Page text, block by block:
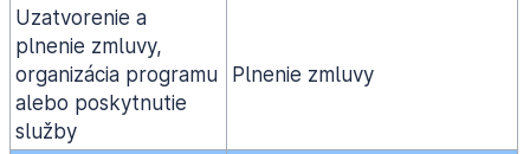
Uzatvorenie a
plnenie zmluvy,
organizácia programu
alebo poskytnutie
služby
Plnenie zmluvy